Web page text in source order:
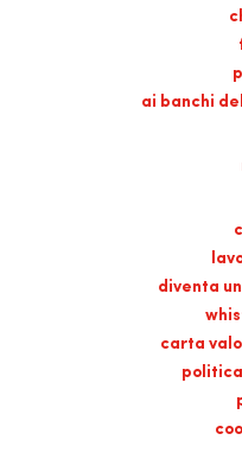
ai banchi
diventa
carta